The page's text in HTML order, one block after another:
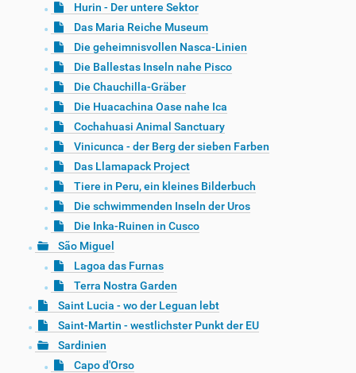
Hurin - Der untere Sektor
Das Maria Reiche Museum
Die geheimnisvollen Nasca-Linien
Die Ballestas Inseln nahe Pisco
Die Chauchilla-Gräber
Die Huacachina Oase nahe Ica
Cochahuasi Animal Sanctuary
Vinicunca - der Berg der sieben Farben
Das Llamapack Project
Tiere in Peru, ein kleines Bilderbuch
Die schwimmenden Inseln der Uros
Die Inka-Ruinen in Cusco
São Miguel
Lagoa das Furnas
Terra Nostra Garden
Saint Lucia - wo der Leguan lebt
Saint-Martin - westlichster Punkt der EU
Sardinien
Capo d'Orso